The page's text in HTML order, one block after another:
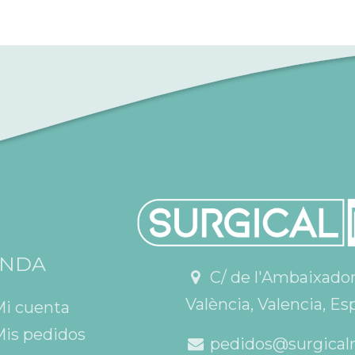
C/ de
València, Valencia,
cuenta
pedidos